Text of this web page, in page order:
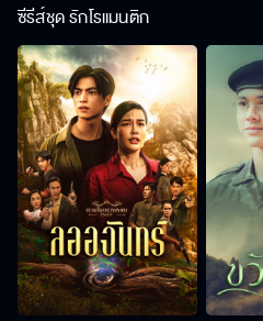
ซีรีส์ชุด รักโรแมนติก